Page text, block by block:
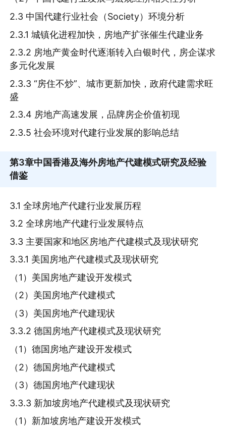
2.3 中国代建行业社会（Society）环境分析
2.3.1 城镇化进程加快，房地产扩张催生代建业务
2.3.2 房地产黄金时代逐渐转入白银时代，房企谋求
多元化发展
2.3.3 “房住不炒”、城市更新加快，政府代建需求旺
盛
2.3.4 房地产高速发展，品牌房企价值初现
2.3.5 社会环境对代建行业发展的影响总结
第3章中国香港及海外房地产代建模式研究及经验
借鉴
3.1 全球房地产代建行业发展历程
3.2 全球房地产代建行业发展特点
3.3 主要国家和地区房地产代建模式及现状研究
3.3.1 美国房地产代建模式及现状研究
（1）美国房地产建设开发模式
（2）美国房地产代建模式
（3）美国房地产代建现状
3.3.2 德国房地产代建模式及现状研究
（1）德国房地产建设开发模式
（2）德国房地产代建模式
（3）德国房地产代建现状
3.3.3 新加坡房地产代建模式及现状研究
（1）新加坡房地产建设开发模式